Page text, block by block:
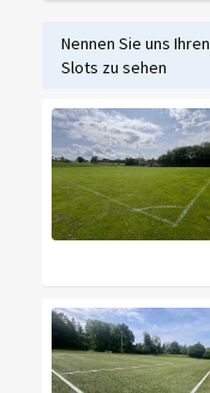
Nennen Sie uns Ihren
Slots zu sehen